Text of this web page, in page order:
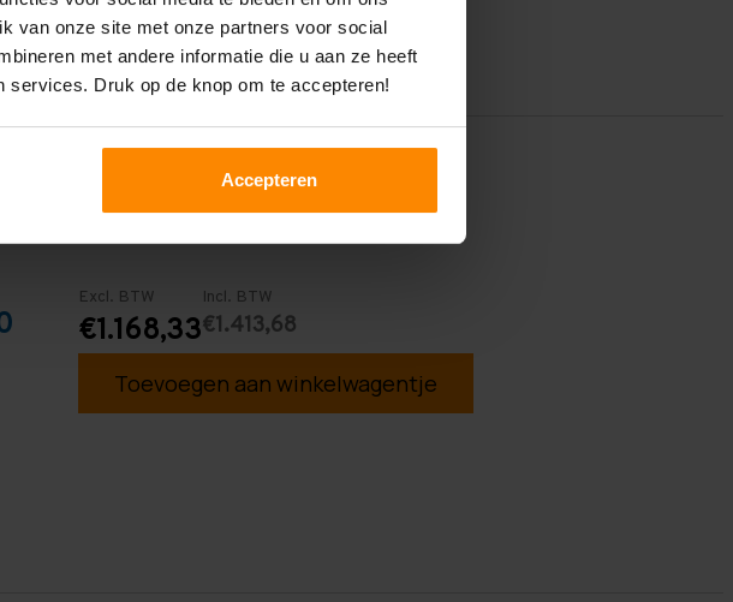
van onze site met onze partners voor social
met andere informatie die u aan ze heeft
Druk op de knop om te accepteren!
Accepteren
Excl. BTW
€1.168,33
Incl. BTW
€1.413,68
Toevoegen aan winkelwagentje